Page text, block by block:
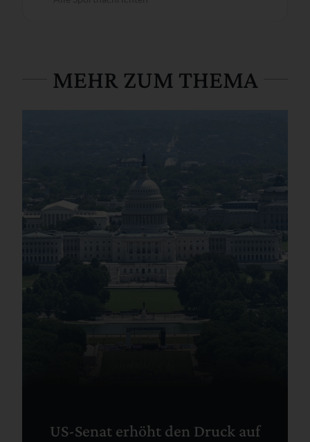
MEHR ZUM THEMA
US-Senat erhöht den Druck auf